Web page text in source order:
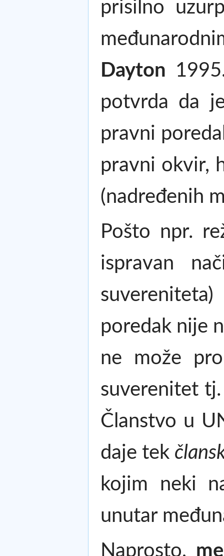
prisilno
Dayton
potvrda da
pravni
pravni okvir,
(nadređenih
Pošto npr.
ispravan
poredak nije
ne može
suverenitet
Članstvo u
daje tek
kojim neki
unutar
Naprosto,